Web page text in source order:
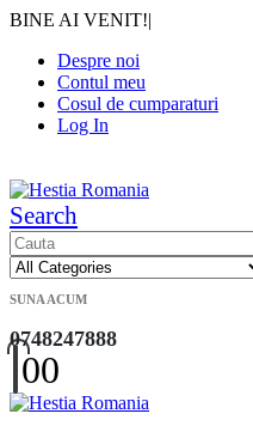
BINE AI VENIT!|
Despre noi
Contul meu
Cosul de cumparaturi
Log In
Search
SUNA ACUM
0748247888
00